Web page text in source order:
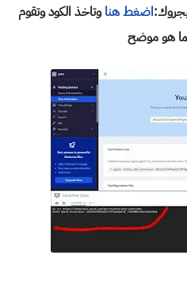
اضغط هنا وتاخذ الكود وتقوم
هو موضح